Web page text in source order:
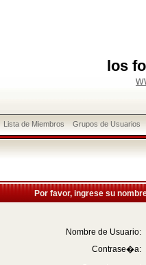
los
Lista de Miembros Grupos de Usuarios
Por favor, ingrese su
Nombre de Usuario:
Contrase�a: